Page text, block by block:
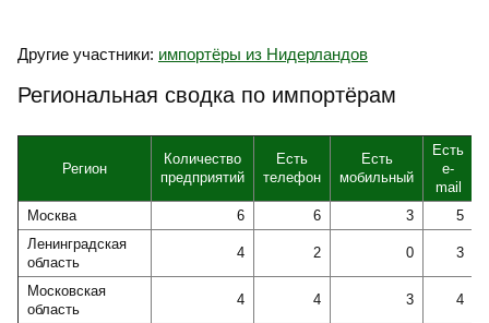
Другие участники: импортёры из Нидерландов
Региональная сводка по импортёрам
Регион
Количество
предприятий
Есть
телефон
Есть
мобильный
Есть
e-
mail
Москва
6 6 3
5
Ленинградская
область
4 2 0 3
Московская
область
4 4 3 4